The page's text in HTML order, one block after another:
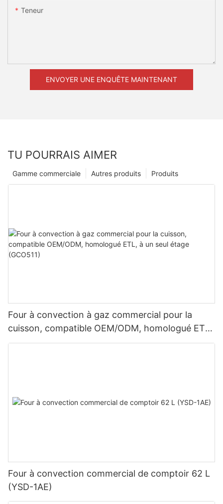
Teneur
ENVOYER UNE ENQUÊTE MAINTENANT
TU POURRAIS AIMER
Produits
Autres produits
Gamme commerciale
Four à convection à gaz commercial pour la
cuisson, compatible OEM/ODM, homologué ETL,
à un seul étage (GCO511)
Four à convection commercial de comptoir 62 L
(YSD-1AE)